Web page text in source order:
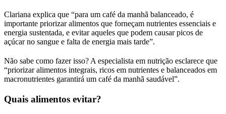
Clariana explica que “para um café da manhã balanceado, é
importante priorizar alimentos que forneçam nutrientes essenciais e
energia sustentada, e evitar aqueles que podem causar picos de
açúcar no sangue e falta de energia mais tarde”.
Não sabe como fazer isso? A especialista em nutrição esclarece que
“priorizar alimentos integrais, ricos em nutrientes e balanceados em
macronutrientes garantirá um café da manhã saudável”.
Quais alimentos evitar?